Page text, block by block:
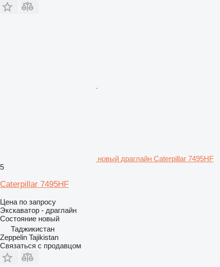
новый драглайн Caterpillar 7495HF
5
Caterpillar 7495HF
Цена по запросу
Экскаватор - драглайн
Состояние новый
Таджикистан
Zeppelin Tajikistan
Связаться с продавцом